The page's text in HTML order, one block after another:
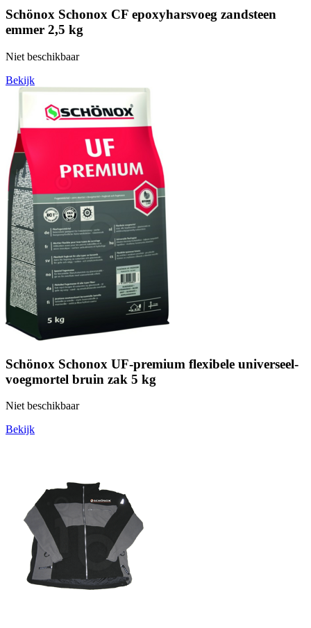
Schönox Schonox CF epoxyharsvoeg zandsteen
emmer 2,5 kg
Niet beschikbaar
Bekijk
Schönox Schonox UF-premium flexibele universeel-
voegmortel bruin zak 5 kg
Niet beschikbaar
Bekijk